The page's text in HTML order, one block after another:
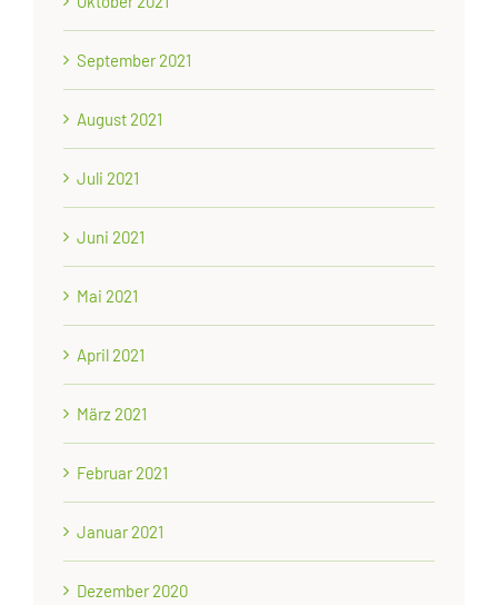
September 2021
August 2021
Juli 2021
Juni 2021
Mai 2021
April 2021
März 2021
Februar 2021
Januar 2021
Dezember 2020